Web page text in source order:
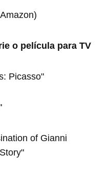
o película para TV
Picasso"
of Gianni